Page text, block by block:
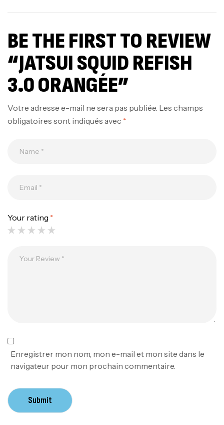
BE THE FIRST TO REVIEW
“JATSUI SQUID REFISH
3.0 ORANGÉE”
Votre adresse e-mail ne sera pas publiée. Les champs
obligatoires sont indiqués avec *
Your rating *
Enregistrer mon nom, mon e-mail et mon site dans le
navigateur pour mon prochain commentaire.
Submit
Volant 3 Branches Inox T26S/35
Accastillage bateau,Accessoires bateaux
Canne Sunset Beachstriker Surf Hybrid